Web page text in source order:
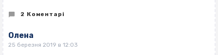
2 Коментарі
Олена
25 березня 2019 в 12:03